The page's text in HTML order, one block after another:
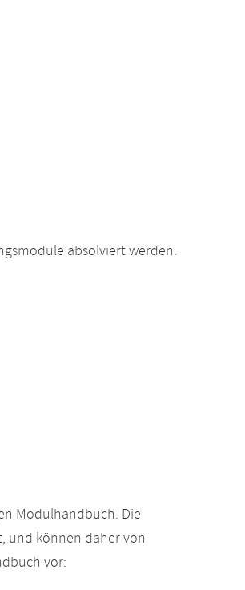
absolviert werden.
Modulhandbuch. Die
und können daher von
vor: